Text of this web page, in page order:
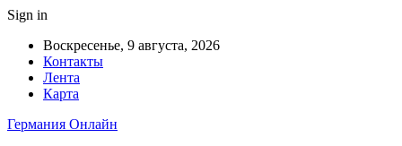
Sign in
Воскресенье, 9 августа, 2026
Контакты
Лента
Карта
Германия Онлайн